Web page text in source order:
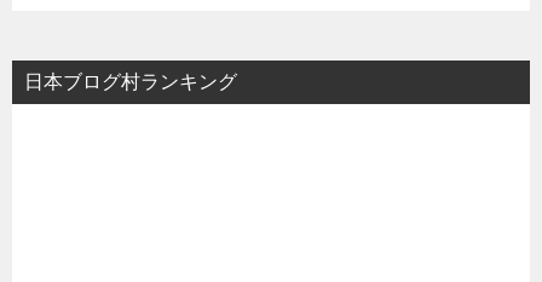
日本ブログ村ランキング